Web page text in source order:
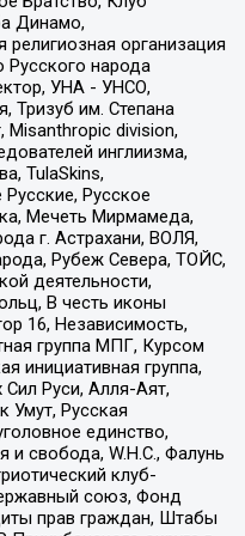
Динамо,
организация
народа
УНА - УНСО,
Тризуб им. Степана
Misanthropic division,
инглиизма,
TulaSkins,
Русское
Мечеть Мирмамеда,
г. Астрахани, ВОЛЯ,
Рубеж Севера, ТОЙС,
деятельности,
В честь иконы
16, Независимость,
группа МПГ, Курсом
инициативная группа,
Руси, Алля-Аят,
Умут, Русская
единство,
свобода, W.H.С., Фалунь
клуб-
союз, Фонд
прав граждан, Штабы